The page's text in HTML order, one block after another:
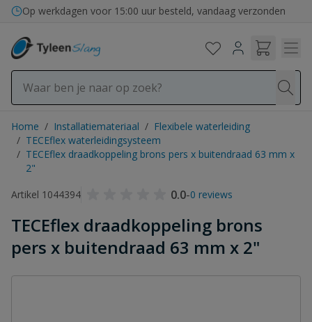
Ga naar de inhoud
Op werkdagen voor 15:00 uur besteld, vandaag verzonden
Home / Installatiemateriaal / Flexibele waterleiding
/ TECEflex waterleidingsysteem
/ TECEflex draadkoppeling brons pers x buitendraad 63 mm x
2"
Artikel 1044394
0.0-0 reviews
TECEflex draadkoppeling brons
pers x buitendraad 63 mm x 2"